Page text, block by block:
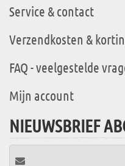
Service & contact
Verzendkosten &
FAQ - veelgestelde
Mijn account
NIEUWSBRIEF